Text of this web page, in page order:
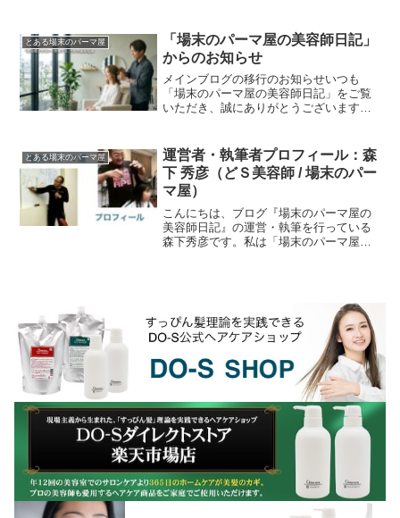
が、このGMTは弱酸性...
とある場末のパーマ屋
「場末のパーマ屋の美容師日記」
からのお知らせ
メインブログの移行のお知らせいつも
「場末のパーマ屋の美容師日記」をご覧
いただき、誠にありがとうございます。
けば10年以...
とある場末のパーマ屋
運営者・執筆者プロフィール：森
下 秀彦（どＳ美容師 / 場末のパー
マ屋）
こんにちは、ブログ『場末のパーマ屋の
美容師日記』の運営・執筆を行っている
森下秀彦です。私は「場末のパーマ屋」